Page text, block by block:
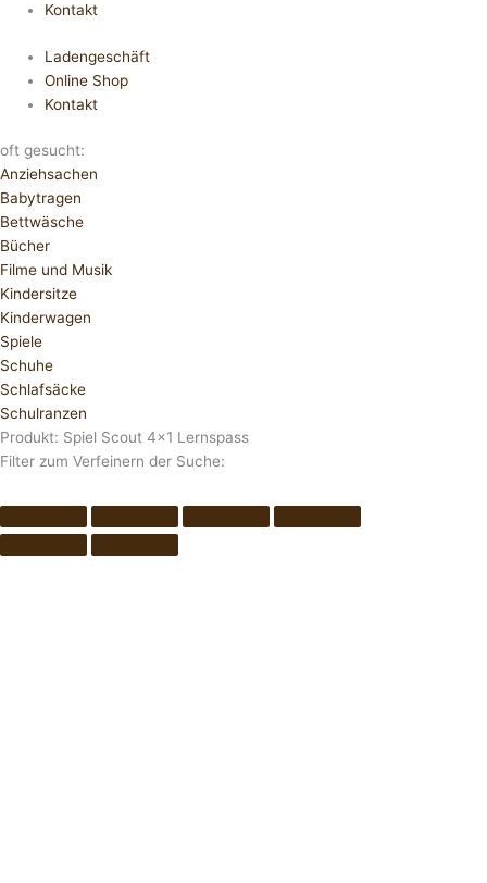
Kontakt
Ladengeschäft
Online Shop
Kontakt
oft gesucht:
Anziehsachen
Babytragen
Bettwäsche
Bücher
Filme und Musik
Kindersitze
Kinderwagen
Spiele
Schuhe
Schlafsäcke
Schulranzen
Produkt: Spiel Scout 4×1 Lernspass
Filter zum Verfeinern der Suche: